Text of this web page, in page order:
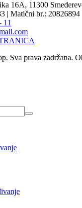
16A, 11300
| Matični br.: 20826894
11
Sva prava zadržana.